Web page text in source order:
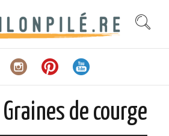
Graines de courge